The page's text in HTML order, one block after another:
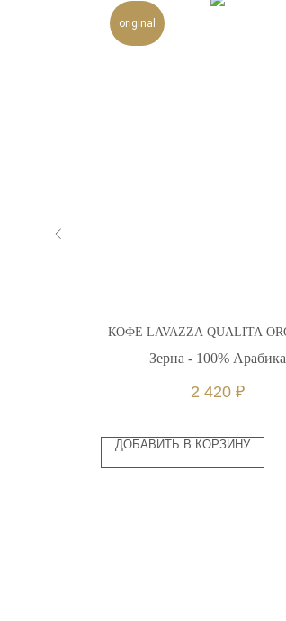
original
КОФЕ LAVAZZA QUALITA
Зерна - 100% Арабика
2 420 ₽
ДОБАВИТЬ В КОРЗИНУ